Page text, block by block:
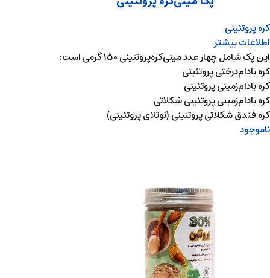
کره پروتئینی
اطلاعات بیشتر
این پک شامل چهار عدد مینی‌کره‌پروتئینی ۱۵۰ گرمی است:
کره بادام‌درختی پروتئینی
کره بادام‌زمینی پروتئینی
کره بادام‌زمینی پروتئینی شکلاتی
کره فندق شکلاتی پروتئینی (نوتلای پروتئینی)
ناموجود